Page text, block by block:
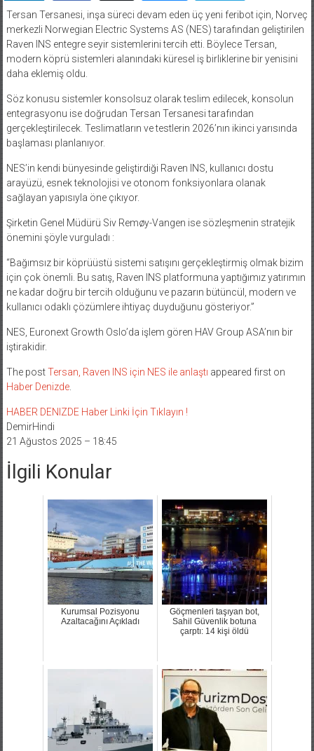
Tersan Tersanesi, inşa süreci devam eden üç yeni feribot için, Norveç
merkezli Norwegian Electric Systems AS (NES) tarafından geliştirilen
Raven INS entegre seyir sistemlerini tercih etti. Böylece Tersan,
modern köprü sistemleri alanındaki küresel iş birliklerine bir yenisini
daha eklemiş oldu.
Söz konusu sistemler konsolsuz olarak teslim edilecek, konsolun
entegrasyonu ise doğrudan Tersan Tersanesi tarafından
gerçekleştirilecek. Teslimatların ve testlerin 2026’nın ikinci yarısında
başlaması planlanıyor.
NES’in kendi bünyesinde geliştirdiği Raven INS, kullanıcı dostu
arayüzü, esnek teknolojisi ve otonom fonksiyonlara olanak
sağlayan yapısıyla öne çıkıyor.
Şirketin Genel Müdürü Siv Remøy-Vangen ise sözleşmenin stratejik
önemini şöyle vurguladı :
“Bağımsız bir köprüüstü sistemi satışını gerçekleştirmiş olmak bizim
için çok önemli. Bu satış, Raven INS platformuna yaptığımız yatırımın
ne kadar doğru bir tercih olduğunu ve pazarın bütüncül, modern ve
kullanıcı odaklı çözümlere ihtiyaç duyduğunu gösteriyor.”
NES, Euronext Growth Oslo’da işlem gören HAV Group ASA’nın bir
iştirakidir.
The postTersan, Raven INS için NES ile anlaştı appeared first on
Haber Denizde.
HABER DENIZDE Haber Linki İçin Tıklayın !
DemirHindi
21 Ağustos 2025 – 18:45
İlgili Konular
Kurumsal Pozisyonu
Azaltacağını Açıkladı
Göçmenleri taşıyan bot,
Sahil Güvenlik botuna
çarptı: 14 kişi öldü